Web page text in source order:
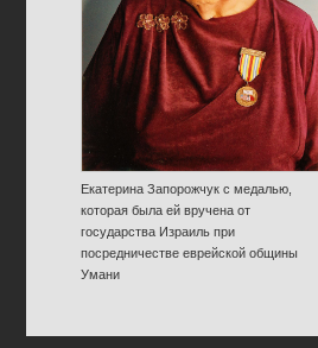
Екатерина Запорожчук с медалью,
которая была ей вручена от
государства Израиль при
посредничестве еврейской общины
Умани